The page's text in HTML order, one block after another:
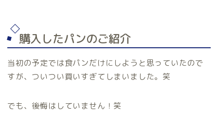
購入したパンのご紹介
当初の予定では食パンだけにしようと思っていたので
すが、ついつい買いすぎてしまいました。笑
でも、後悔はしていません！笑